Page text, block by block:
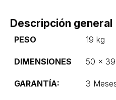
Descripción general
PESO 19 kg
DIMENSIONES 50 ×
GARANTÍA: 3